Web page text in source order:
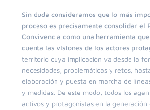
Sin duda consideramos que lo más
proceso es precisamente consolidar el
Convivencia como una herramienta
cuenta las visiones de los actores
territorio cuya implicación va desde la
necesidades, problemáticas y retos,
elaboración y puesta en marcha de
y medidas. De este modo, todos los
activos y protagonistas en la generación